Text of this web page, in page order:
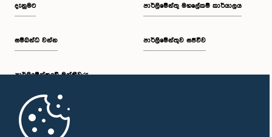
දැනුමට
සම්බන්ධ වන්න
පාර්ලි‌මේන්තුවේ මන්ත්‍රීවරු
මුල් පිටුව
පාර්ලිමේන්තු මහලේකම් කාර්යාලය
පාර්ලිමේන්තුව සජීවීව